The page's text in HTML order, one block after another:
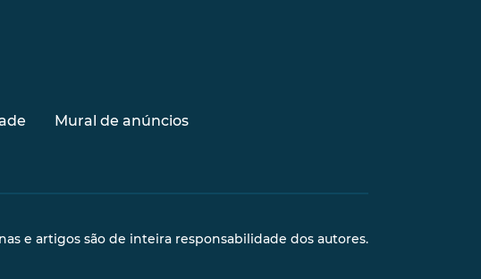
Mural de anúncios
e artigos são de inteira responsabilidade dos autores.